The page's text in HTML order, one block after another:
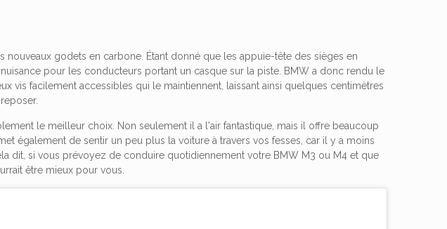
nouveaux godets en carbone. Étant donné que les appuie-tête des sièges en
pour les conducteurs portant un casque sur la piste. BMW a donc rendu le
vis facilement accessibles qui le maintiennent, laissant ainsi quelques centimètres
le meilleur choix. Non seulement il a l'air fantastique, mais il offre beaucoup
également de sentir un peu plus la voiture à travers vos fesses, car il y a moins
dit, si vous prévoyez de conduire quotidiennement votre BMW M3 ou M4 et que
être mieux pour vous.